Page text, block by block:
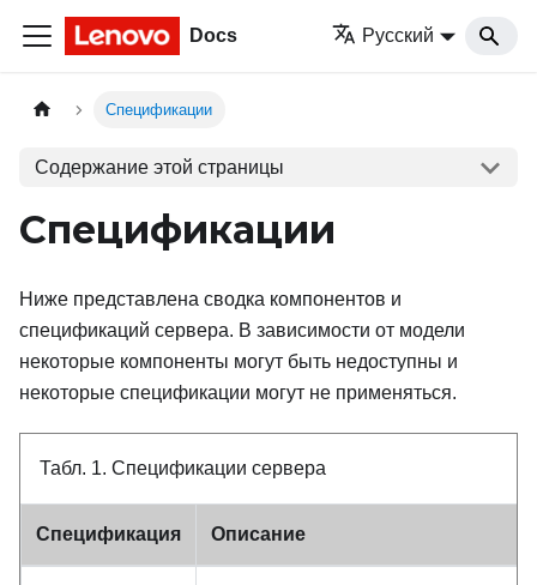
Docs Русский
Спецификации
Содержание этой страницы
Спецификации
Ниже представлена сводка компонентов и
спецификаций сервера. В зависимости от модели
некоторые компоненты могут быть недоступны и
некоторые спецификации могут не применяться.
Табл. 1. Спецификации сервера
Спецификация Описание